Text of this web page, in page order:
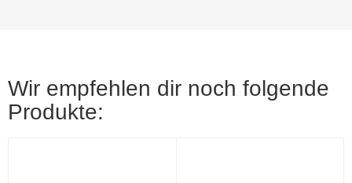
Wir empfehlen dir noch folgende
Produkte: